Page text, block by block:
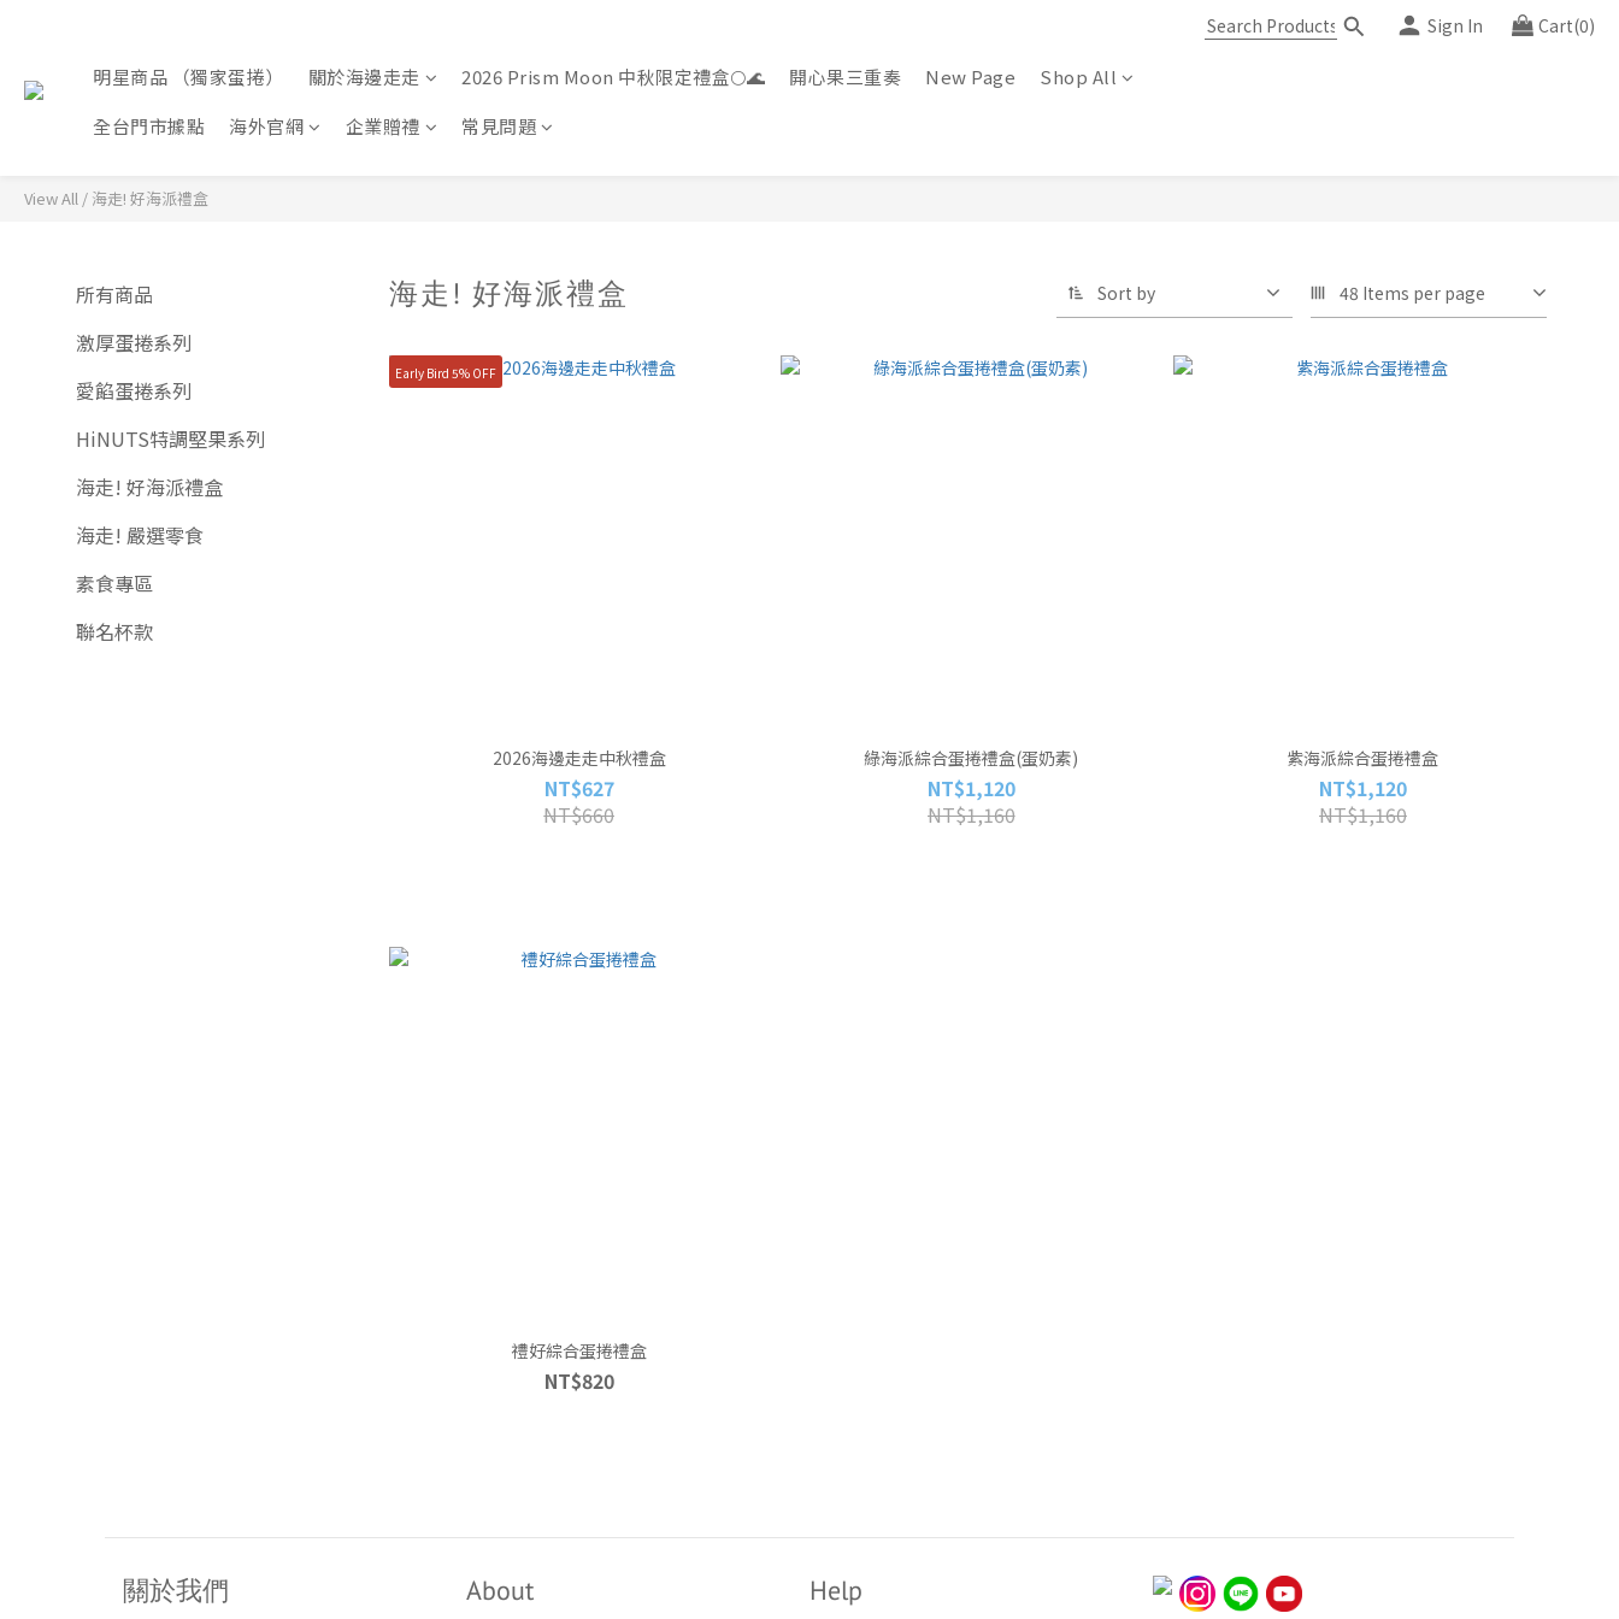
Sign In Cart(0)
明星商品 （獨家蛋捲） 關於海邊走走 2026 Prism Moon 中秋限定禮盒🌕🌊 開心果三重奏 New Page
Shop All
全台門市據點
海外官網 企業贈禮 常見問題
View All / 海走! 好海派禮盒
所有商品
激厚蛋捲系列
愛餡蛋捲系列
HiNUTS特調堅果系列
海走! 好海派禮盒
海走! 嚴選零食
素食專區
聯名杯款
海走! 好海派禮盒 Sort by 48 Items per page
Early Bird 5% OFF
2026海邊走走中秋禮盒
NT$627
NT$660
綠海派綜合蛋捲禮盒(蛋奶素)
NT$1,120
NT$1,160
紫海派綜合蛋捲禮盒
NT$1,120
NT$1,160
禮好綜合蛋捲禮盒
NT$820
關於我們 About Help